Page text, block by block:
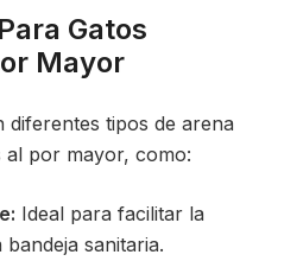
Gatos
Mayor
diferentes tipos de arena
al por mayor, como:
Ideal para facilitar la
bandeja sanitaria.